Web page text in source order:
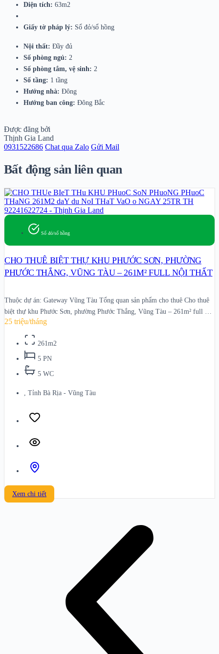
Diện tích: 63m2
Giấy tờ pháp lý: Sổ đỏ/sổ hồng
Nội thất: Đầy đủ
Số phòng ngủ: 2
Số phòng tắm, vệ sinh: 2
Số tầng: 1 tầng
Hướng nhà: Đông
Hướng ban công: Đông Bắc
Được đăng bởi
Thịnh Gia Land
0931522686 Chat qua Zalo Gửi Mail
Bất động sản liên quan
Sổ đỏ/sổ hồng
CHO THUÊ BIỆT THỰ KHU PHƯỚC SƠN, PHƯỜNG
PHƯỚC THẮNG, VŨNG TÀU – 261M² FULL NỘI THẤT
Thuộc dự án: Gateway Vũng Tàu Tổng quan sản phẩm cho thuê Cho thuê
biệt thự khu Phước Sơn, phường Phước Thắng, Vũng Tàu – 261m² full nội
thất là một sản phẩm đang chào thuê trên hệ thống Thịnh Gia Land. Nội
dung trang này được chuẩn hóa để
25 triệu/tháng
261m2
5 PN
5 WC
, Tỉnh Bà Rịa - Vũng Tàu
Xem chi tiết